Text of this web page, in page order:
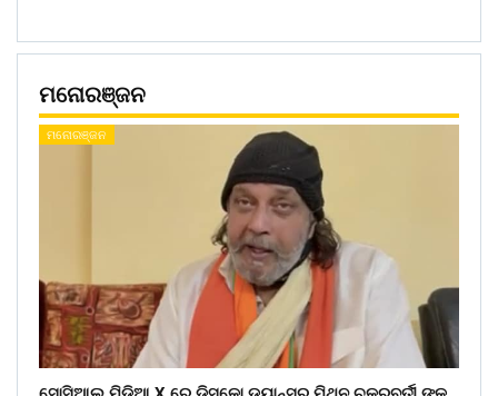
ମନୋରଞ୍ଜନ
ମନୋରଞ୍ଜନ